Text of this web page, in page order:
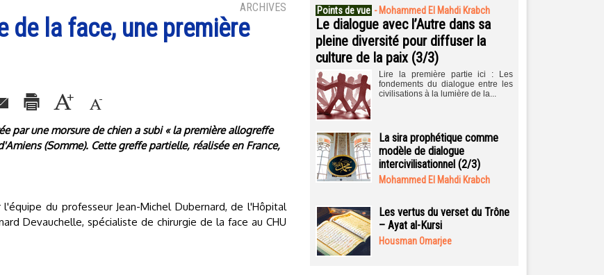
ARCHIVES
la face, une première
par une morsure de chien a subi « la première allogreffe
(Somme). Cette greffe partielle, réalisée en France,
du professeur Jean-Michel Dubernard, de l'Hôpital
Devauchelle, spécialiste de chirurgie de la face au CHU
Points de vue - Mohammed El Mahdi Krabch
Le dialogue avec l’Autre dans sa
pleine diversité pour diffuser la
culture de la paix (3/3)
Lire la première partie ici : Les
fondements du dialogue entre les
civilisations à la lumière de la...
La sira prophétique comme
modèle de dialogue
intercivilisationnel (2/3)
Mohammed El Mahdi Krabch
Les vertus du verset du Trône
– Ayat al-Kursi
Housman Omarjee